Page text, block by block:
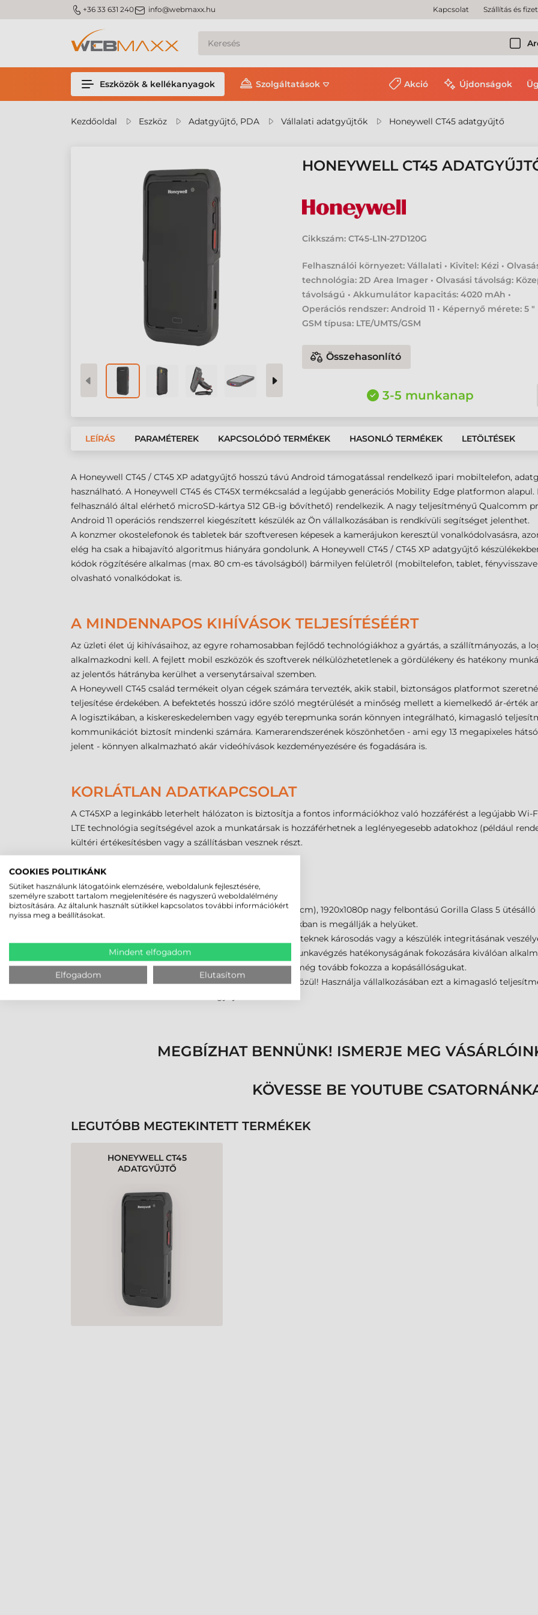
m_phone +36 33 631 240m_email info@webmaxx.hu Kapcsolat Szállítás és
Eszközök & kellékanyagok Szolgáltatások Akció Újdonságok
Kezdőoldal Eszköz Adatgyűjtő, PDA Vállalati adatgyűjtők Honeywell CT45 adatgyűjtő
HONEYWELL CT45
Cikkszám: CT45-L1N-27D120G
Felhasználói környezet: Vállalati • Kivitel: Kézi •
technológia: 2D Area Imager • Olvasási távolság:
távolságú • Akkumulátor kapacitás: 4020 mAh •
Operációs rendszer: Android 11 • Képernyő mérete: 5 "
GSM típusa: LTE/UMTS/GSM
Összehasonlító
3-5 munkanap
LEÍRÁS PARAMÉTEREK KAPCSOLÓDÓ TERMÉKEK HASONLÓ TERMÉKEK LETÖLTÉSEK
A Honeywell CT45 / CT45 XP adatgyűjtő hosszú távú Android támogatással rendelkező ipari mobiltelefon,
használható. A Honeywell CT45 és CT45X termékcsalád a legújabb generációs Mobility Edge platformon
felhasználó által elérhető microSD-kártya 512 GB-ig bővíthető) rendelkezik. A nagy teljesítményű Qualcomm
Android 11 operációs rendszerrel kiegészített készülék az Ön vállalkozásában is rendkívüli segítséget jelenthet.
A konzmer okostelefonok és tabletek bár szoftveresen képesek a kamerájukon keresztül vonalkódolvasásra,
elég ha csak a hibajavító algoritmus hiányára gondolunk. A Honeywell CT45 / CT45 XP adatgyűjtő
kódok rögzítésére alkalmas (max. 80 cm-es távolságból) bármilyen felületről (mobiltelefon, tablet,
olvasható vonalkódokat is.
A MINDENNAPOS KIHÍVÁSOK TELJESÍTÉSÉÉRT
Az üzleti élet új kihívásaihoz, az egyre rohamosabban fejlődő technológiákhoz a gyártás, a szállítmányozás, a
alkalmazkodni kell. A fejlett mobil eszközök és szoftverek nélkülözhetetlenek a gördülékeny és hatékony
az jelentős hátrányba kerülhet a versenytársaival szemben.
A Honeywell CT45 család termékeit olyan cégek számára tervezték, akik stabil, biztonságos platformot
teljesítése érdekében. A befektetés hosszú időre szóló megtérülését a minőség mellett a kiemelkedő ár-érték
A logisztikában, a kiskereskedelemben vagy egyéb terepmunka során könnyen integrálható, kimagasló
kommunikációt biztosít mindenki számára. Kamerarendszerének köszönhetően - ami egy 13 megapixeles
jelent - könnyen alkalmazható akár videóhívások kezdeményezésére és fogadására is.
KORLÁTLAN ADATKAPCSOLAT
A CT45XP a leginkább leterhelt hálózaton is biztosítja a fontos információkhoz való hozzáférést a legújabb
LTE technológia segítségével azok a munkatársak is hozzáférhetnek a leglényegesebb adatokhoz (például
kültéri értékesítésben vagy a szállításban vesznek részt.
STRAPABÍRÓ KIVITEL
Strapabírásuk könnyen magyarázható az 5 inches (12,7 cm), 1920x1080p nagy felbontású Gorilla Glass 5
tagjait úgy tervezték, hogy esőben vagy poros raktárakban is megállják a helyüket.
Ütésállóak, ellenállnak a nagy kihívást jelentő környezeteknek károsodás vagy a készülék integritásának
jellemzi ezeket az univerzális eszközöket, amelyek a munkavégzés hatékonyságának fokozására kiválóan
akkumulátor töltése idejére sem kell eltávolítani, ami még tovább fokozza a kopásállóságukat.
Válasszon Ön is a Honeywell CT45 család adatgyűjtői közül! Használja vállalkozásában ezt a kimagasló
MEGBÍZHAT BENNÜNK! ISMERJE MEG
KÖVESSE BE YOUTUBE
LEGUTÓBB MEGTEKINTETT TERMÉKEK
HONEYWELL CT45
ADATGYŰJTŐ
COOKIES POLITIKÁNK
Sütiket használunk látogatóink elemzésére, weboldalunk fejlesztésére,
személyre szabott tartalom megjelenítésére és nagyszerű weboldalélmény
biztosítására. Az általunk használt sütikkel kapcsolatos további információkért
nyissa meg a beállításokat.
Mindent elfogadom
Elfogadom Elutasítom